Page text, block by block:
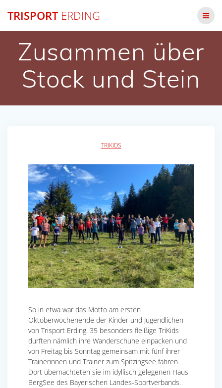
TRISPORTERDING
Zusammen über
Stock und Stein
TRIKIDS
So in etwa war das Motto am ersten
Oktoberwochenende der Kinder und Jugendlichen
von Trisport Erding. 35 besonders fleißige TriKids
durften nämlich ihre Wanderschuhe einpacken und
von Freitag bis Sonntag gemeinsam mit fünf ihrer
Trainerinnen und Trainer zum Spitzingsee fahren.
Dort übernachteten sie im idyllisch gelegenen Haus
BergSee des Bayerischen Landes-Sportverbands.